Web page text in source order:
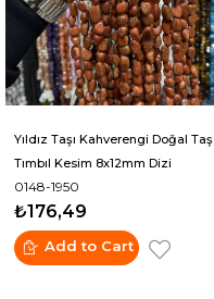
Yıldız Taşı Kahverengi Doğal Taş
Tımbıl Kesim 8x12mm Dizi
0148-1950
₺176,49
Add to Cart